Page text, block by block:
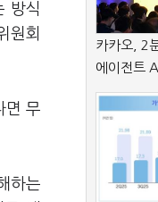
방식
원회
면 무
하는
카카오, 2
에이전트